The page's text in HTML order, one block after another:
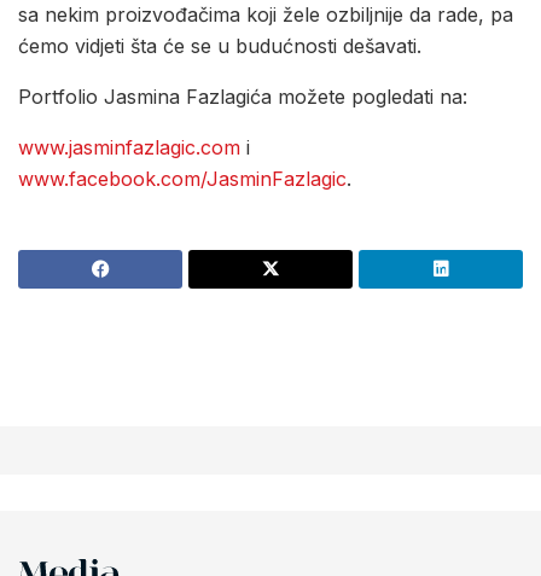
sa nekim proizvođačima koji žele ozbiljnije da rade, pa
ćemo vidjeti šta će se u budućnosti dešavati.
Portfolio Jasmina Fazlagića možete pogledati na:
www.jasminfazlagic.com i
www.facebook.com/JasminFazlagic.